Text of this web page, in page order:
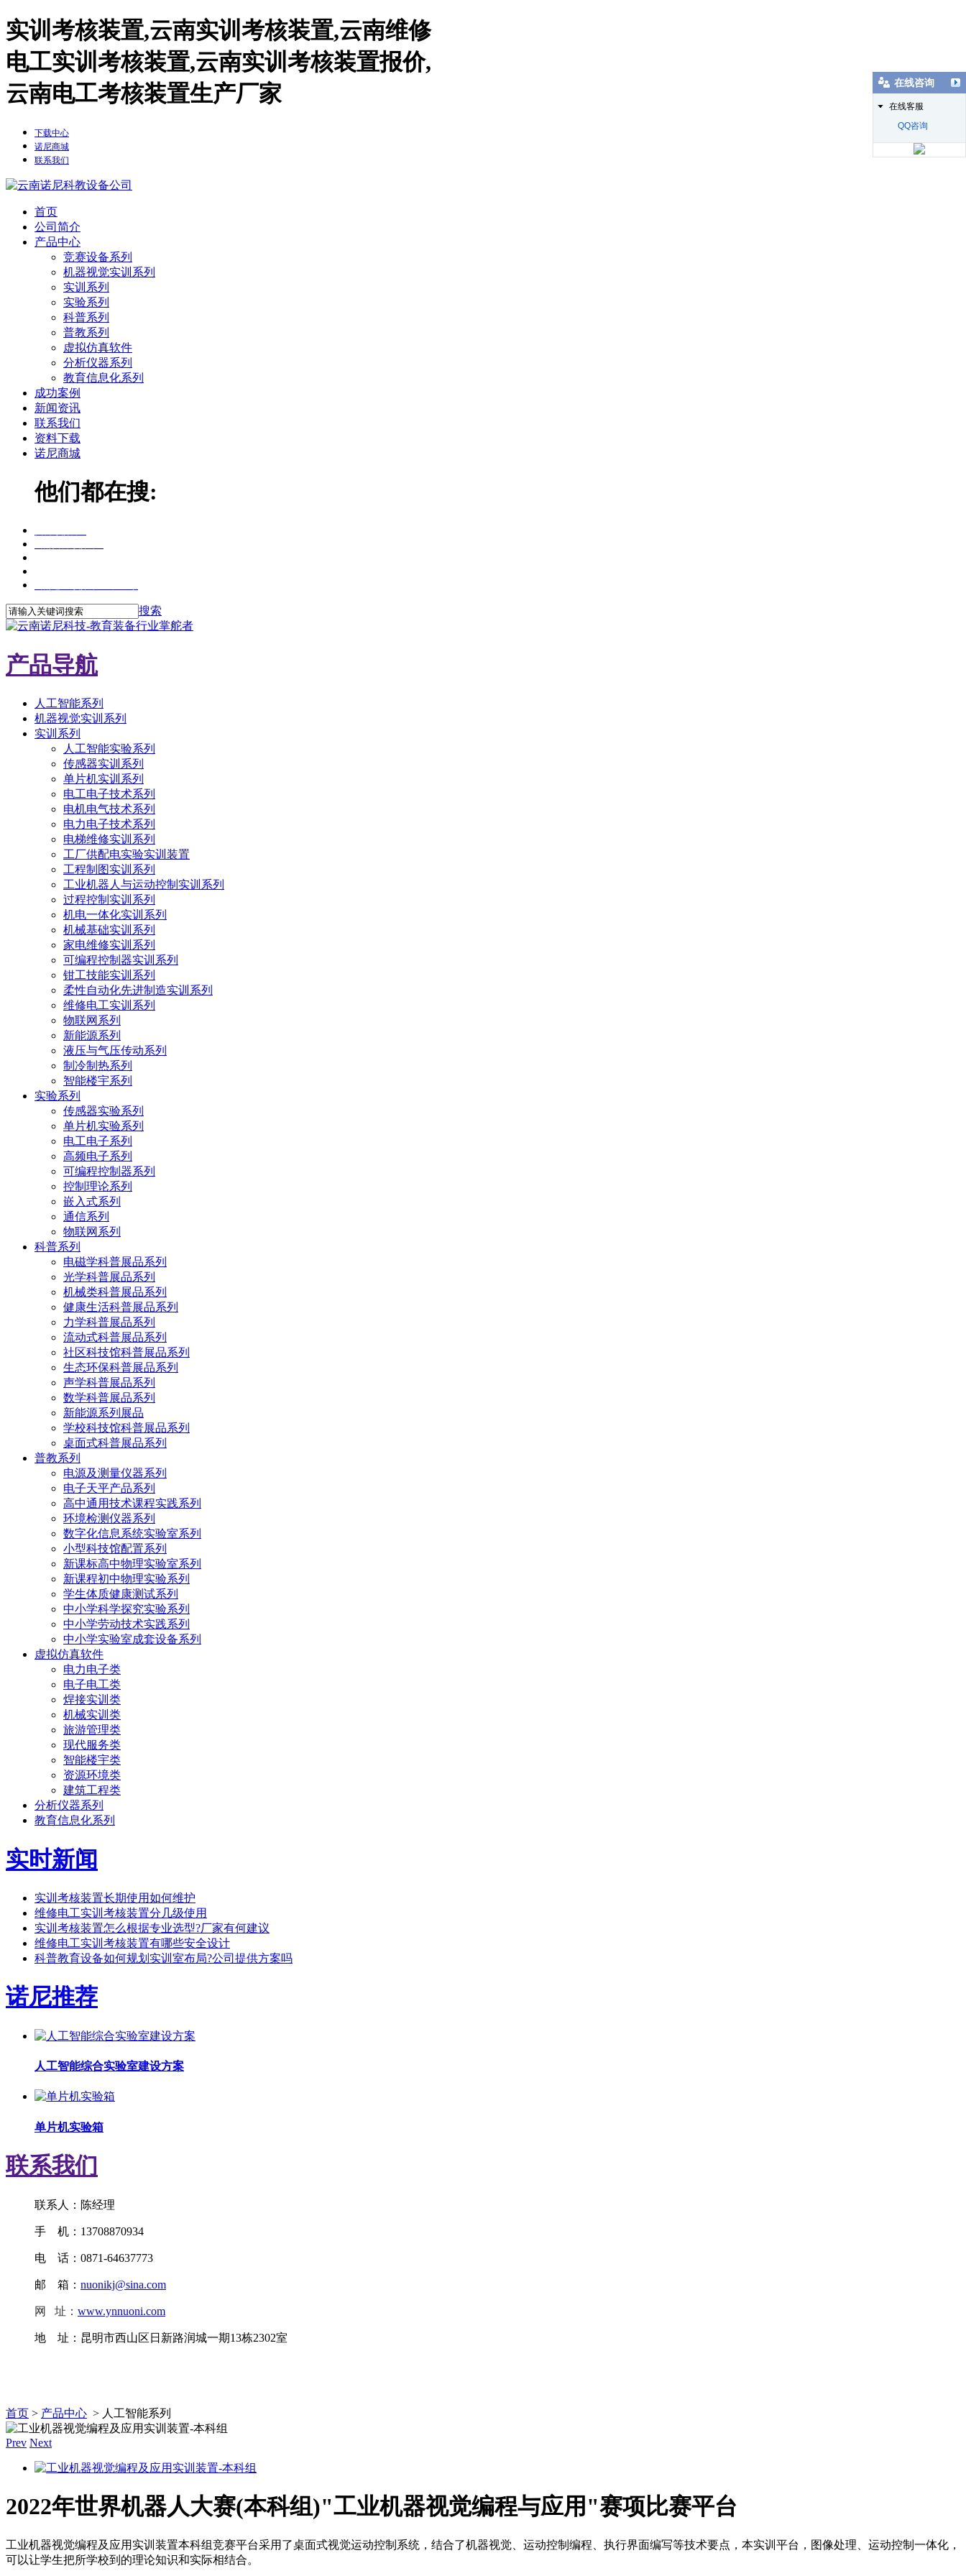
实训考核装置,云南实训考核装置,云南维修
电工实训考核装置,云南实训考核装置报价,
云南电工考核装置生产厂家
下载中心
诺尼商城
联系我们
首页
公司简介
产品中心
竞赛设备系列
机器视觉实训系列
实训系列
实验系列
科普系列
普教系列
虚拟仿真软件
分析仪器系列
教育信息化系列
成功案例
新闻资讯
联系我们
资料下载
诺尼商城
他们都在搜:
搜索
产品导航
人工智能系列
机器视觉实训系列
实训系列
人工智能实验系列
传感器实训系列
单片机实训系列
电工电子技术系列
电机电气技术系列
电力电子技术系列
电梯维修实训系列
工厂供配电实验实训装置
工程制图实训系列
工业机器人与运动控制实训系列
过程控制实训系列
机电一体化实训系列
机械基础实训系列
家电维修实训系列
可编程控制器实训系列
钳工技能实训系列
柔性自动化先进制造实训系列
维修电工实训系列
物联网系列
新能源系列
液压与气压传动系列
制冷制热系列
智能楼宇系列
实验系列
传感器实验系列
单片机实验系列
电工电子系列
高频电子系列
可编程控制器系列
控制理论系列
嵌入式系列
通信系列
物联网系列
科普系列
电磁学科普展品系列
光学科普展品系列
机械类科普展品系列
健康生活科普展品系列
力学科普展品系列
流动式科普展品系列
社区科技馆科普展品系列
生态环保科普展品系列
声学科普展品系列
数学科普展品系列
新能源系列展品
学校科技馆科普展品系列
桌面式科普展品系列
普教系列
电源及测量仪器系列
电子天平产品系列
高中通用技术课程实践系列
环境检测仪器系列
数字化信息系统实验室系列
小型科技馆配置系列
新课标高中物理实验室系列
新课程初中物理实验系列
学生体质健康测试系列
中小学科学探究实验系列
中小学劳动技术实践系列
中小学实验室成套设备系列
虚拟仿真软件
电力电子类
电子电工类
焊接实训类
机械实训类
旅游管理类
现代服务类
智能楼宇类
资源环境类
建筑工程类
分析仪器系列
教育信息化系列
实时新闻
实训考核装置长期使用如何维护
维修电工实训考核装置分几级使用
实训考核装置怎么根据专业选型?厂家有何建议
维修电工实训考核装置有哪些安全设计
科普教育设备如何规划实训室布局?公司提供方案吗
诺尼推荐
人工智能综合实验室建设方案
单片机实验箱
联系我们
联系人：陈经理
手 机：13708870934
电 话：0871-64637773
邮 箱： nuonikj@sina.com
网 址 ： www.ynnuoni.com
地 址：昆明市西山区日新路润城一期13栋2302室
首页 > 产品中心 > 人工智能系列
Prev Next
2022年世界机器人大赛(本科组)"工业机器视觉编程与应用"赛项比赛平台
工业机器视觉编程及应用实训装置本科组竞赛平台采用了桌面式视觉运动控制系统，结合了机器视觉、运动控制编程、执行界面编写等技术要点，本实训平台，图像处理、运动控制一体化，
可以让学生把所学校到的理论知识和实际相结合。
在线咨询
在线客服
QQ咨询